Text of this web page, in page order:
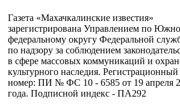
Газета «Махачкалинские известия»
зарегистрирована Управлением по
федеральному округу Федеральной
по надзору за соблюдением
в сфере массовых коммуникаций и
культурного наследия. Регистрационный
номер: ПИ № ФС 10 - 6585 от 19 апреля
года. Подписной индекс - ПА292